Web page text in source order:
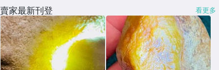
賣家最新刊登 看更多